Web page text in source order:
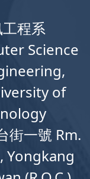
程系
Science
of
街一號 Rm.
Yongkang